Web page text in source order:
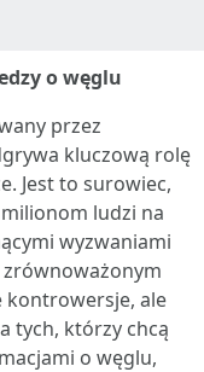
o węglu
przez
kluczową rolę
Jest to surowiec,
ludzi na
wyzwaniami
kontrowersje, ale
tych, którzy chcą
o węglu,